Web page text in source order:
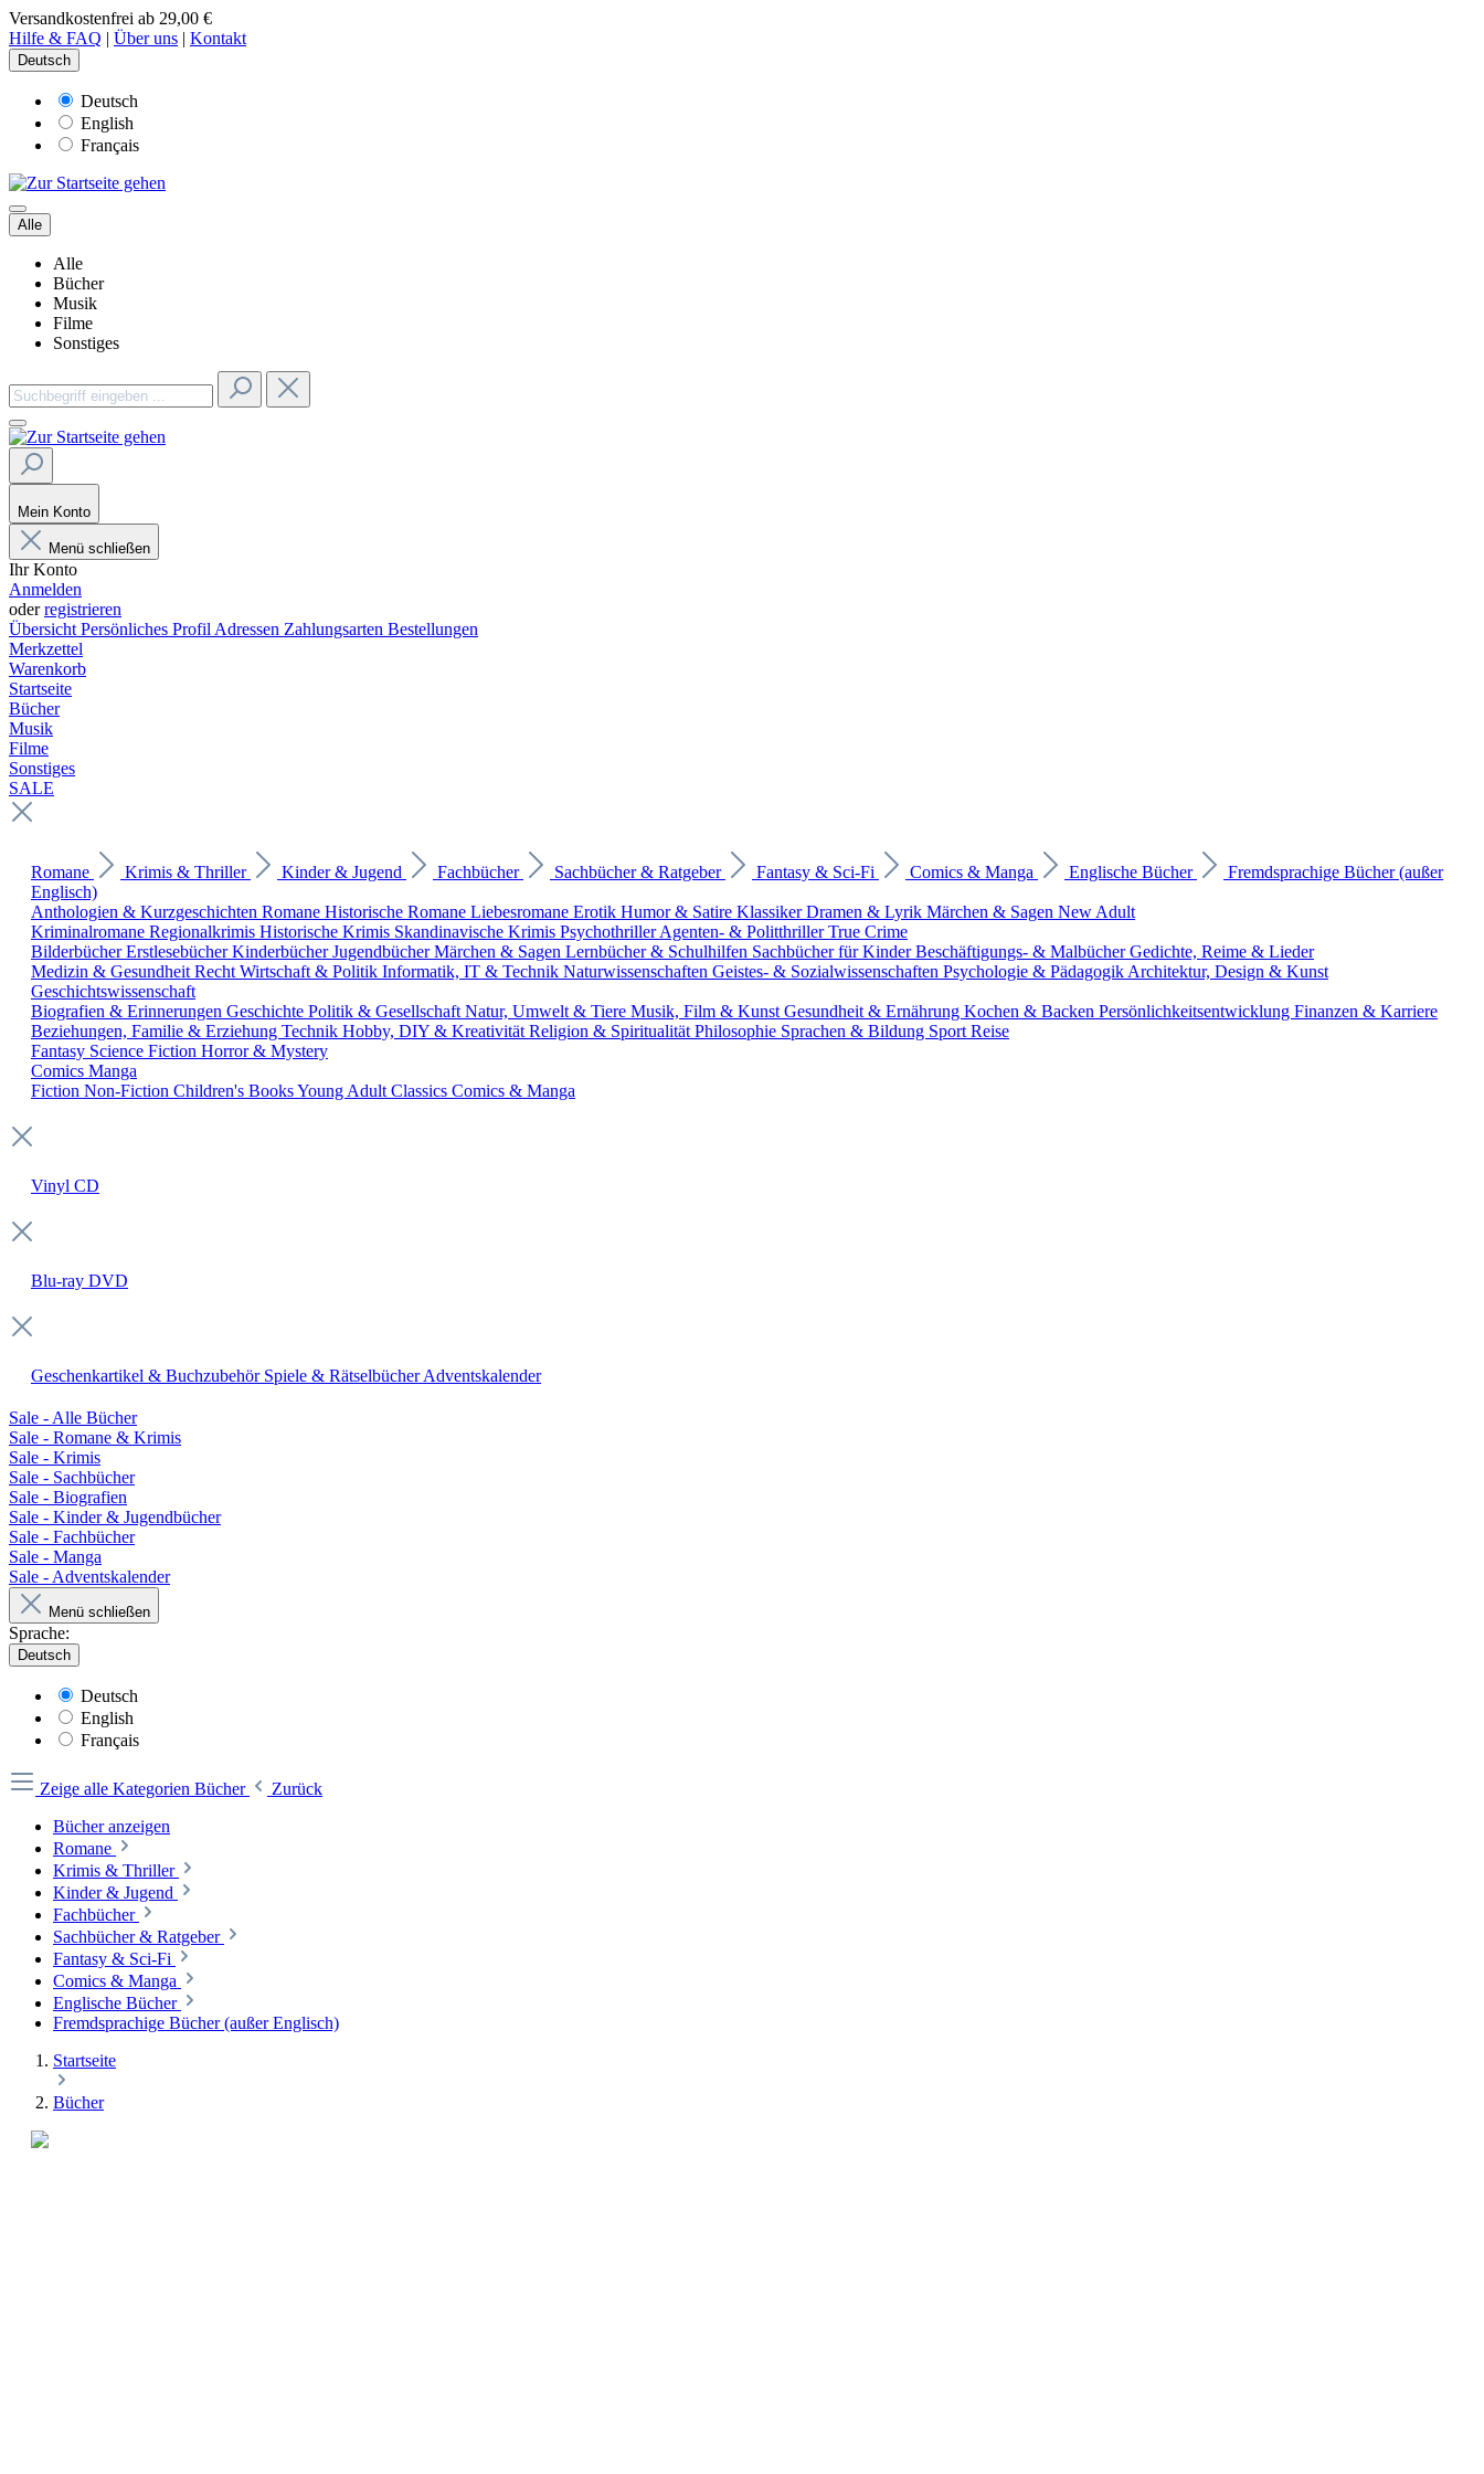
Versandkostenfrei ab 29,00 €
Hilfe & FAQ | Über uns | Kontakt
Deutsch
Deutsch
English
Français
Alle
Alle
Bücher
Musik
Filme
Sonstiges
Mein Konto
Menü schließen
Ihr Konto
Anmelden
oderregistrieren
Übersicht Persönliches Profil Adressen Zahlungsarten Bestellungen
Merkzettel
Warenkorb
Startseite
Bücher
Musik
Filme
Sonstiges
SALE
Romane Krimis & Thriller Kinder & Jugend Fachbücher Sachbücher & Ratgeber Fantasy & Sci-Fi Comics & Manga Englische Bücher
Fremdsprachige Bücher (außer
Englisch)
Anthologien & Kurzgeschichten Romane Historische Romane Liebesromane Erotik Humor & Satire KlassikerDramen & Lyrik Märchen & Sagen New Adult
Kriminalromane Regionalkrimis Historische Krimis Skandinavische Krimis PsychothrillerAgenten- & PolitthrillerTrue Crime
BilderbücherErstlesebücherKinderbücherJugendbücherMärchen & Sagen Lernbücher & Schulhilfen Sachbücher für KinderBeschäftigungs- & MalbücherGedichte, Reime & Lieder
Medizin & Gesundheit Recht Wirtschaft & Politik Informatik, IT & Technik Naturwissenschaften Geistes- & Sozialwissenschaften Psychologie & Pädagogik Architektur, Design & Kunst
Geschichtswissenschaft
Biografien & Erinnerungen Geschichte Politik & Gesellschaft Natur, Umwelt & Tiere Musik, Film & Kunst Gesundheit & Ernährung Kochen & Backen Persönlichkeitsentwicklung Finanzen & Karriere
Beziehungen, Familie & Erziehung Technik Hobby, DIY & Kreativität Religion & Spiritualität Philosophie Sprachen & Bildung Sport Reise
Fantasy Science Fiction Horror & Mystery
Comics Manga
Fiction Non-Fiction Children's BooksYoung Adult Classics Comics & Manga
Vinyl CD
Blu-ray DVD
Geschenkartikel & Buchzubehör Spiele & RätselbücherAdventskalender
Sale - Alle Bücher
Sale - Romane & Krimis
Sale - Krimis
Sale - Sachbücher
Sale - Biografien
Sale - Kinder & Jugendbücher
Sale - Fachbücher
Sale - Manga
Sale - Adventskalender
Menü schließen
Sprache:
Deutsch
Deutsch
English
Français
Zeige alle Kategorien Bücher
Zurück
Bücher anzeigen
Romane
Krimis & Thriller
Kinder & Jugend
Fachbücher
Sachbücher & Ratgeber
Fantasy & Sci-Fi
Comics & Manga
Englische Bücher
Fremdsprachige Bücher (außer Englisch)
Startseite
Bücher